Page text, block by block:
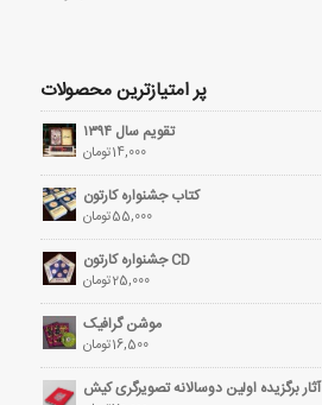
پر امتیازترین محصولات
تقویم سال ۱۳۹۴
14,000تومان
کتاب جشنواره کارتون
55,000تومان
CD جشنواره کارتون
25,000تومان
موشن گرافیک
16,500تومان
آثار برگزیده اولین دوسالانه تصویرگری کیش